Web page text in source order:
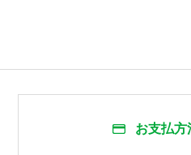
お支払方